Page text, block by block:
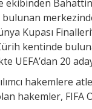
ekibinden
bulunan
Kupası
kentinde
UEFA’dan 20
hakemlere
hakemler, FIFA